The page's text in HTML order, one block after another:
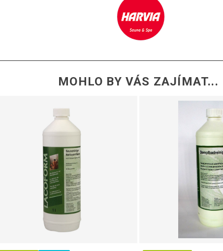
MOHLO BY VÁS ZAJÍMAT...